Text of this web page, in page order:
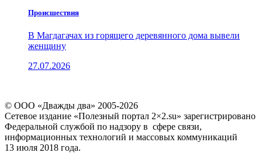
Проиcшествия
В Магдагачах из горящего деревянного дома вывели
женщину
27.07.2026
© ООО «Дважды два» 2005-2026
Сетевое издание «Полезный портал 2×2.su» зарегистрировано
Федеральной службой по надзору в сфере связи,
информационных технологий и массовых коммуникаций
13 июля 2018 года.